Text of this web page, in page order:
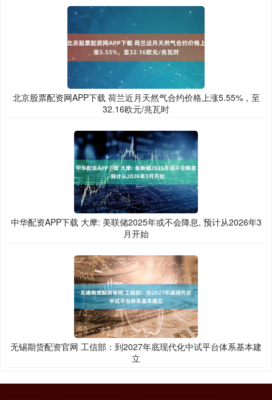
北京股票配资网APP下载 荷兰近月天然气合约价格上涨5.55%，至
32.16欧元/兆瓦时
中华配资APP下载 大摩: 美联储2025年或不会降息, 预计从2026年3
月开始
无锡期货配资官网 工信部：到2027年底现代化中试平台体系基本建
立